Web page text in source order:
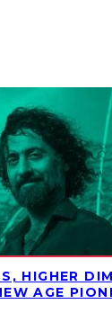
HIGHER
AGE